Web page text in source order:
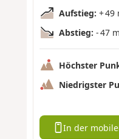
Aufstieg: + 49
Abstieg: - 47 m
Höchster
Niedrigster
In der